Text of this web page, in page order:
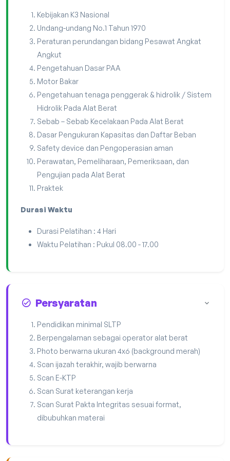
Kebijakan K3 Nasional
Undang-undang No.1 Tahun 1970
Peraturan perundangan bidang Pesawat Angkat
Angkut
Pengetahuan Dasar PAA
Motor Bakar
Pengetahuan tenaga penggerak & hidrolik / Sistem
Hidrolik Pada Alat Berat
Sebab – Sebab Kecelakaan Pada Alat Berat
Dasar Pengukuran Kapasitas dan Daftar Beban
Safety device dan Pengoperasian aman
Perawatan, Pemeliharaan, Pemeriksaan, dan
Pengujian pada Alat Berat
Praktek
Durasi Waktu
Durasi Pelatihan : 4 Hari
Waktu Pelatihan : Pukul 08.00 - 17.00
Persyaratan
Pendidikan minimal SLTP
Berpengalaman sebagai operator alat berat
Photo berwarna ukuran 4x6 (background merah)
Scan ijazah terakhir, wajib berwarna
Scan E-KTP
Scan Surat keterangan kerja
Scan Surat Pakta Integritas sesuai format,
dibubuhkan materai